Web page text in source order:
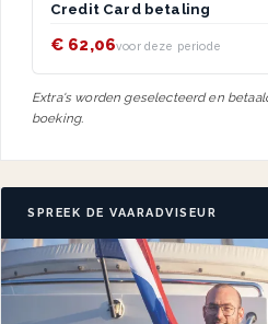
Credit Card betaling
€ 62,06voor deze periode
Extra's worden geselecteerd en
boeking.
SPREEK DE VAARADVISEUR